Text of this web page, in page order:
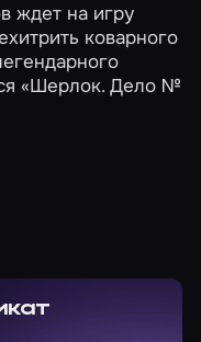
ждет на игру
коварного
«Шерлок. Дело №